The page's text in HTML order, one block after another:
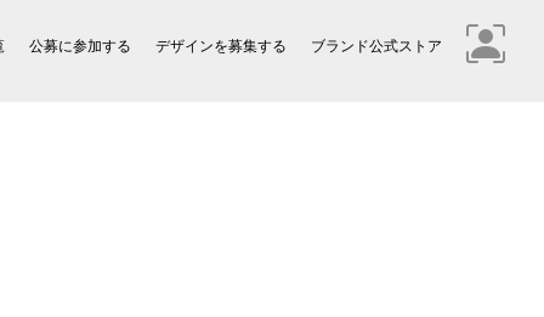
公募に参加する デザインを募集する ブランド公式ストア